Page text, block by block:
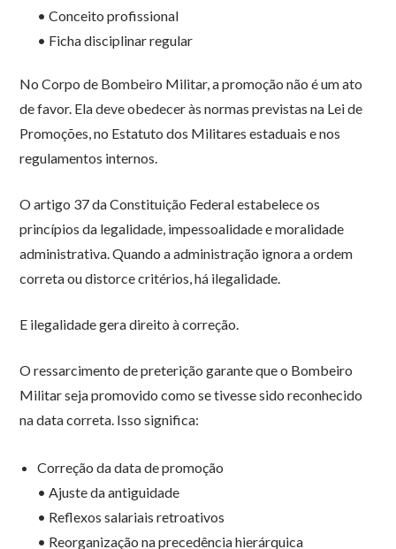
• Conceito profissional
• Ficha disciplinar regular
No Corpo de Bombeiro Militar, a promoção não é um ato
de favor. Ela deve obedecer às normas previstas na Lei de
Promoções, no Estatuto dos Militares estaduais e nos
regulamentos internos.
O artigo 37 da Constituição Federal estabelece os
princípios da legalidade, impessoalidade e moralidade
administrativa. Quando a administração ignora a ordem
correta ou distorce critérios, há ilegalidade.
E ilegalidade gera direito à correção.
O ressarcimento de preterição garante que o Bombeiro
Militar seja promovido como se tivesse sido reconhecido
na data correta. Isso significa:
Correção da data de promoção
• Ajuste da antiguidade
• Reflexos salariais retroativos
• Reorganização na precedência hierárquica